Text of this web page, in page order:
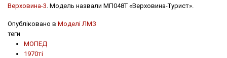
Верховина-3. Модель назвали МП048Т «Верховина-Турист».
Опубліковано в Моделі ЛМЗ
теги
МОПЕД
1970ті